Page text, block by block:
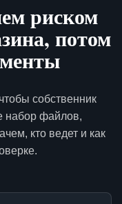
риском
потом
собственник
набор файлов,
кто ведет и как